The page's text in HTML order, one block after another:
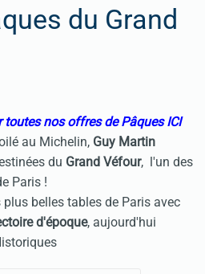
du Grand
toutes nos offres de Pâques ICI
au Michelin, Guy Martin
du Grand Véfour, l'un des
Paris !
plus belles tables de Paris avec
d'époque, aujourd'hui